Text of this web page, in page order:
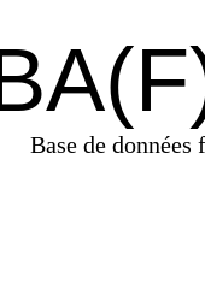
Base de données